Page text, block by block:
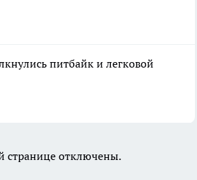
питбайк и легковой
странице отключены.